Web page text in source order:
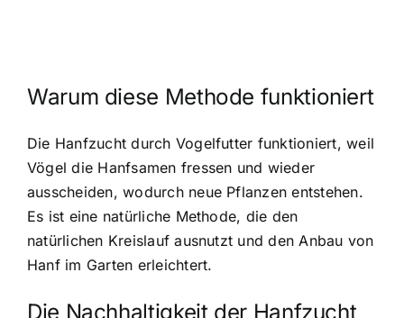
Warum diese Methode funktioniert
Die Hanfzucht durch Vogelfutter funktioniert, weil
Vögel die Hanfsamen fressen und wieder
ausscheiden, wodurch neue Pflanzen entstehen.
Es ist eine natürliche Methode, die den
natürlichen Kreislauf ausnutzt und den Anbau von
Hanf im Garten erleichtert.
Die Nachhaltigkeit der Hanfzucht